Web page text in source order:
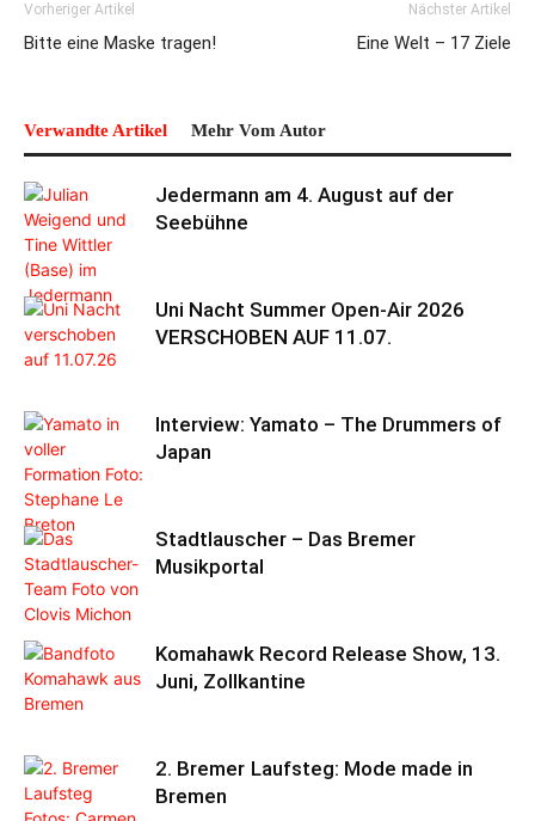
Vorheriger Artikel
Bitte eine Maske tragen!
Nächster Artikel
Eine Welt – 17 Ziele
Verwandte Artikel Mehr Vom Autor
Jedermann am 4. August auf der
Seebühne
Uni Nacht Summer Open-Air 2026
VERSCHOBEN AUF 11.07.
Interview: Yamato – The Drummers of
Japan
Stadtlauscher – Das Bremer
Musikportal
Komahawk Record Release Show, 13.
Juni, Zollkantine
2. Bremer Laufsteg: Mode made in
Bremen